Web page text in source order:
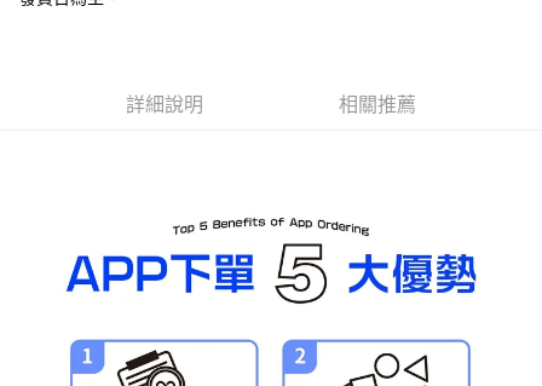
詳細說明 相關推薦